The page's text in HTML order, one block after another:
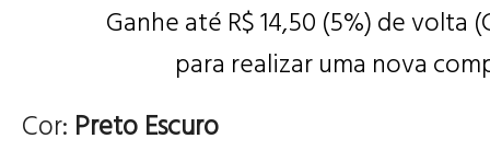
Ganhe até R$ 14,50 (5%) de volta
para realizar uma nova
Cor: Preto Escuro